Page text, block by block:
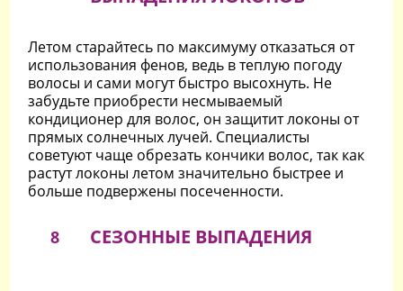
Летом старайтесь по максимуму отказаться от
использования фенов, ведь в теплую погоду
волосы и сами могут быстро высохнуть. Не
забудьте приобрести несмываемый
кондиционер для волос, он защитит локоны от
прямых солнечных лучей. Специалисты
советуют чаще обрезать кончики волос, так как
растут локоны летом значительно быстрее и
больше подвержены посеченности.
8 СЕЗОННЫЕ ВЫПАДЕНИЯ